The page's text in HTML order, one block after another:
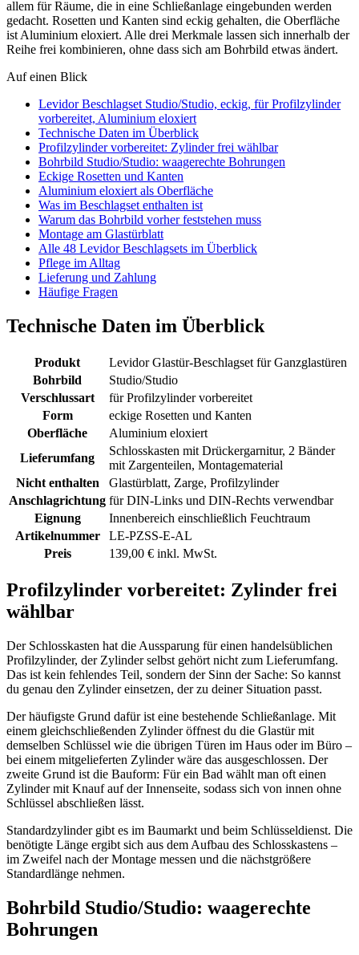
allem für Räume, die in eine Schließanlage eingebunden werden
gedacht. Rosetten und Kanten sind eckig gehalten, die Oberfläche
ist Aluminium eloxiert. Alle drei Merkmale lassen sich innerhalb der
Reihe frei kombinieren, ohne dass sich am Bohrbild etwas ändert.
Auf einen Blick
Levidor Beschlagset Studio/Studio, eckig, für Profilzylinder
vorbereitet, Aluminium eloxiert
Technische Daten im Überblick
Profilzylinder vorbereitet: Zylinder frei wählbar
Bohrbild Studio/Studio: waagerechte Bohrungen
Eckige Rosetten und Kanten
Aluminium eloxiert als Oberfläche
Was im Beschlagset enthalten ist
Warum das Bohrbild vorher feststehen muss
Montage am Glastürblatt
Alle 48 Levidor Beschlagsets im Überblick
Pflege im Alltag
Lieferung und Zahlung
Häufige Fragen
Technische Daten im Überblick
Produkt
Levidor Glastür-Beschlagset für Ganzglastüren
Bohrbild
Studio/Studio
Verschlussart
für Profilzylinder vorbereitet
Form
eckige Rosetten und Kanten
Oberfläche
Aluminium eloxiert
Lieferumfang
Schlosskasten mit Drückergarnitur, 2 Bänder
mit Zargenteilen, Montagematerial
Nicht enthalten
Glastürblatt, Zarge, Profilzylinder
Anschlagrichtung für DIN-Links und DIN-Rechts verwendbar
Eignung
Innenbereich einschließlich Feuchtraum
Artikelnummer
LE-PZSS-E-AL
Preis
139,00 € inkl. MwSt.
Profilzylinder vorbereitet: Zylinder frei
wählbar
Der Schlosskasten hat die Aussparung für einen handelsüblichen
Profilzylinder, der Zylinder selbst gehört nicht zum Lieferumfang.
Das ist kein fehlendes Teil, sondern der Sinn der Sache: So kannst
du genau den Zylinder einsetzen, der zu deiner Situation passt.
Der häufigste Grund dafür ist eine bestehende Schließanlage. Mit
einem gleichschließenden Zylinder öffnest du die Glastür mit
demselben Schlüssel wie die übrigen Türen im Haus oder im Büro –
bei einem mitgelieferten Zylinder wäre das ausgeschlossen. Der
zweite Grund ist die Bauform: Für ein Bad wählt man oft einen
Zylinder mit Knauf auf der Innenseite, sodass sich von innen ohne
Schlüssel abschließen lässt.
Standardzylinder gibt es im Baumarkt und beim Schlüsseldienst. Die
benötigte Länge ergibt sich aus dem Aufbau des Schlosskastens –
im Zweifel nach der Montage messen und die nächstgrößere
Standardlänge nehmen.
Bohrbild Studio/Studio: waagerechte
Bohrungen